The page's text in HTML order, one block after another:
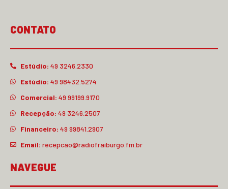
CONTATO
Estúdio: 49 3246.2330
Estúdio: 49 98432.5274
Comercial: 49 99199.9170
Recepção: 49 3246.2507
Financeiro: 49 99841.2907
Email: recepcao@radiofraiburgo.fm.br
NAVEGUE